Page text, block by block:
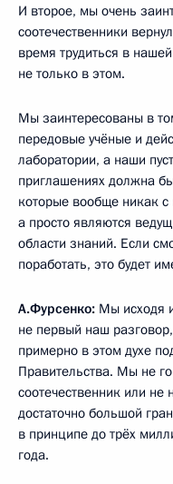
И второе, мы очень
соотечественники
время трудиться в
не только в этом.
Мы заинтересованы в
передовые учёные и
лаборатории, а наши
приглашениях должна
которые вообще никак
а просто являются
области знаний. Если
поработать, это будет
А.Фурсенко: Мы исходя
не первый наш
примерно в этом духе
Правительства. Мы не
соотечественник или не
достаточно большой
в принципе до трёх
года.